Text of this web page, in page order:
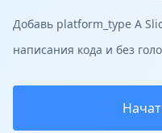
Добавь platform_type A
написания кода и без